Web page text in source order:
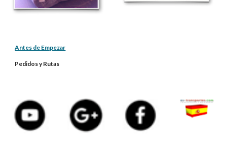
Antes de Empezar
Pedidos y Rutas